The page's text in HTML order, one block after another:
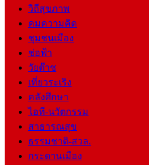
วิถีสุขภาพ
คมความคิด
ชุมชนเมือง
ช่อฟ้า
วัยต๊าช
เที่ยวระเริง
คลังศึกษา
ไอที-นวัตกรรม
สาธารณสุข
ธรรมชาติ-สวล.
กระดานเมือง